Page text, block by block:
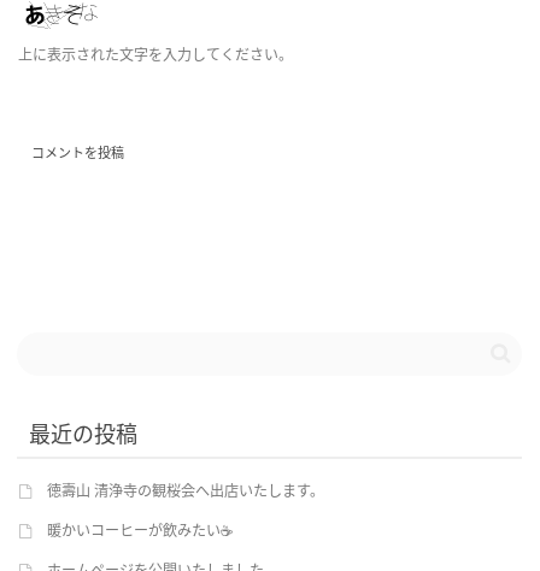
上に表示された文字を入力してください。
最近の投稿
徳壽山 清浄寺の観桜会へ出店いたします。
暖かいコーヒーが飲みたい☕